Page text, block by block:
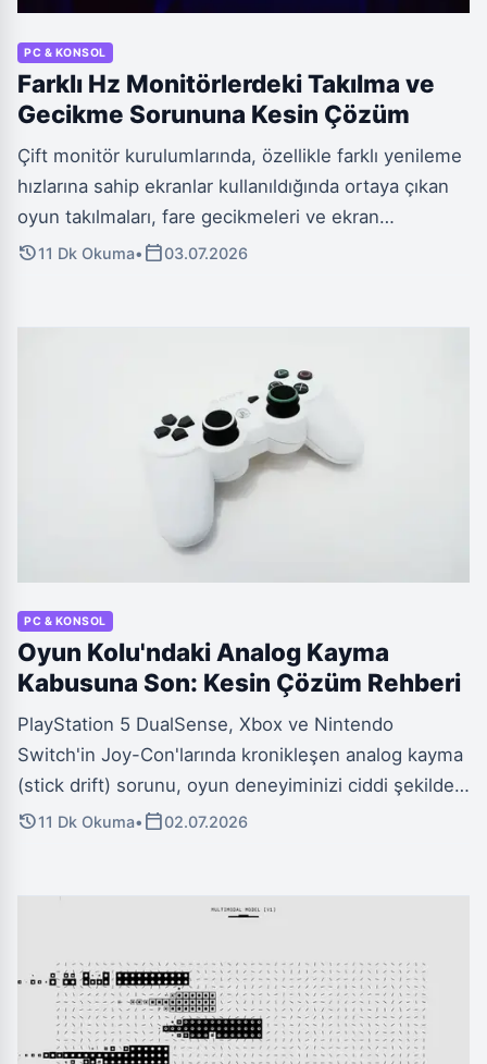
PC & KONSOL
Farklı Hz Monitörlerdeki Takılma ve
Gecikme Sorununa Kesin Çözüm
Çift monitör kurulumlarında, özellikle farklı yenileme
hızlarına sahip ekranlar kullanıldığında ortaya çıkan
oyun takılmaları, fare gecikmeleri ve ekran
yırtılmaları, sanılanın aksine sistem
history11 Dk Okuma• calendar_today03.07.2026
PC & KONSOL
Oyun Kolu'ndaki Analog Kayma
Kabusuna Son: Kesin Çözüm Rehberi
PlayStation 5 DualSense, Xbox ve Nintendo
Switch'in Joy-Con'larında kronikleşen analog kayma
(stick drift) sorunu, oyun deneyiminizi ciddi şekilde
baltalar. Potansiyometre aşınması kaynaklı bu can
yöntemlerle kalıcı olarak çözebilirsiniz.
history11 Dk Okuma• calendar_today02.07.2026